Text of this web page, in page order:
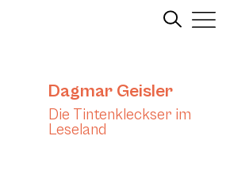
Dagmar Geisler
Die Tintenkleckser im
Leseland